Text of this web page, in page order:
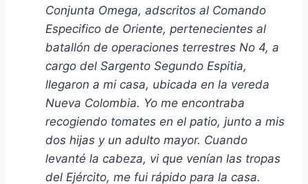
Conjunta Omega, adscritos al Comando
Especifico de Oriente, pertenecientes al
batallón de operaciones terrestres No 4, a
cargo del Sargento Segundo Espitia,
llegaron a mi casa, ubicada en la vereda
Nueva Colombia. Yo me encontraba
recogiendo tomates en el patio, junto a mis
dos hijas y un adulto mayor. Cuando
levanté la cabeza, vi que venían las tropas
del Ejército, me fui rápido para la casa.